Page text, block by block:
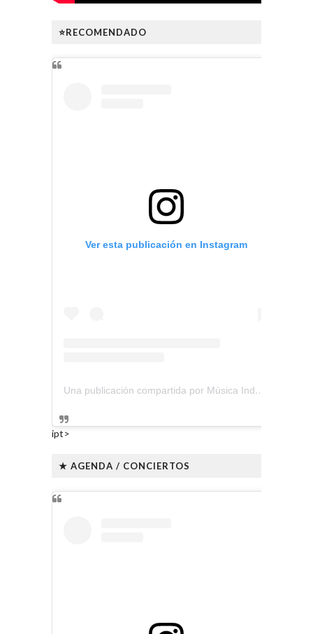
⭐RECOMENDADO
Ver esta publicación en Instagram
Una publicación compartida por Música Independiente Perú 🇵🇪 (@musica.independiente.peru)
ipt>
★ AGENDA / CONCIERTOS